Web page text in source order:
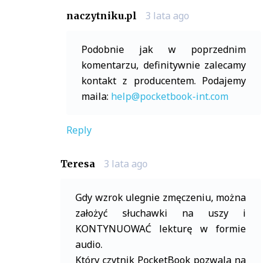
naczytniku.pl 3 lata ago
Podobnie jak w poprzednim
komentarzu, definitywnie zalecamy
kontakt z producentem. Podajemy
maila: help@pocketbook-int.com
Reply
Teresa 3 lata ago
Gdy wzrok ulegnie zmęczeniu, można
założyć słuchawki na uszy i
KONTYNUOWAĆ lekturę w formie
audio.
Który czytnik PocketBook pozwala na